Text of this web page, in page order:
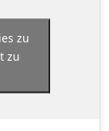
zu
zu